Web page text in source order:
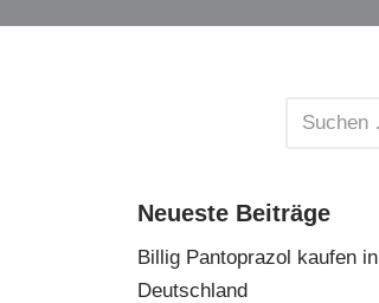
Neueste Beiträge
Billig Pantoprazol kaufen in
Deutschland